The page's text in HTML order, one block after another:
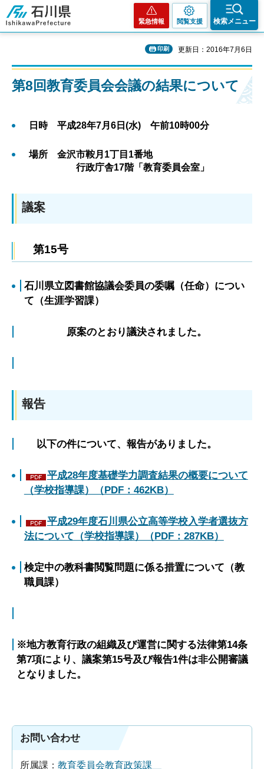
石川県
緊急情報 閲覧支援 検索メニュー
印刷 更新日：2016年7月6日
第8回教育委員会会議の結果について
日時 平成28年7月6日(水) 午前10時00分
場所 金沢市鞍月1丁目1番地
行政庁舎17階「教育委員会室」
議案
第15号
石川県立図書館協議会委員の委嘱（任命）につい
て（生涯学習課）
原案のとおり議決されました。
報告
以下の件について、報告がありました。
平成28年度基礎学力調査結果の概要について
（学校指導課）（PDF：462KB）
平成29年度石川県公立高等学校入学者選抜方
法について（学校指導課）（PDF：287KB）
検定中の教科書閲覧問題に係る措置について（教
職員課）
※地方教育行政の組織及び運営に関する法律第14条
第7項により、議案第15号及び報告1件は非公開審議
となりました。
お問い合わせ
所属課： 教育委員会教育政策課